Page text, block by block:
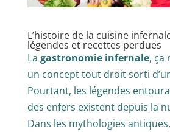
L’histoire de la cuisine
légendes et recettes perdues
La gastronomie infernale, ça
un concept tout droit sorti
Pourtant, les légendes
des enfers existent depuis la
Dans les mythologies